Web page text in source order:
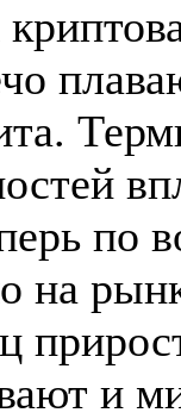
по
на
и